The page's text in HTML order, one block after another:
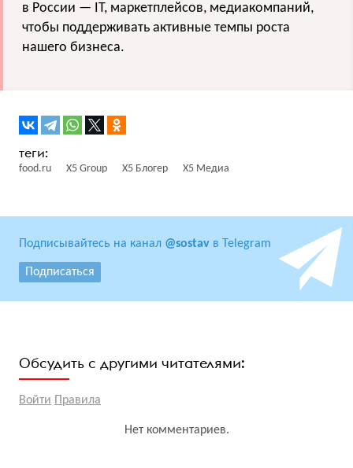
в России — IT, маркетплейсов, медиакомпаний,
чтобы поддерживать активные темпы роста
нашего бизнеса.
food.ru X5 Group X5 Блогер Х5 Медиа
Подписывайтесь на канал @sostav в Telegram
Подписаться
Обсудить с другими читателями:
Войти Правила
Нет комментариев.